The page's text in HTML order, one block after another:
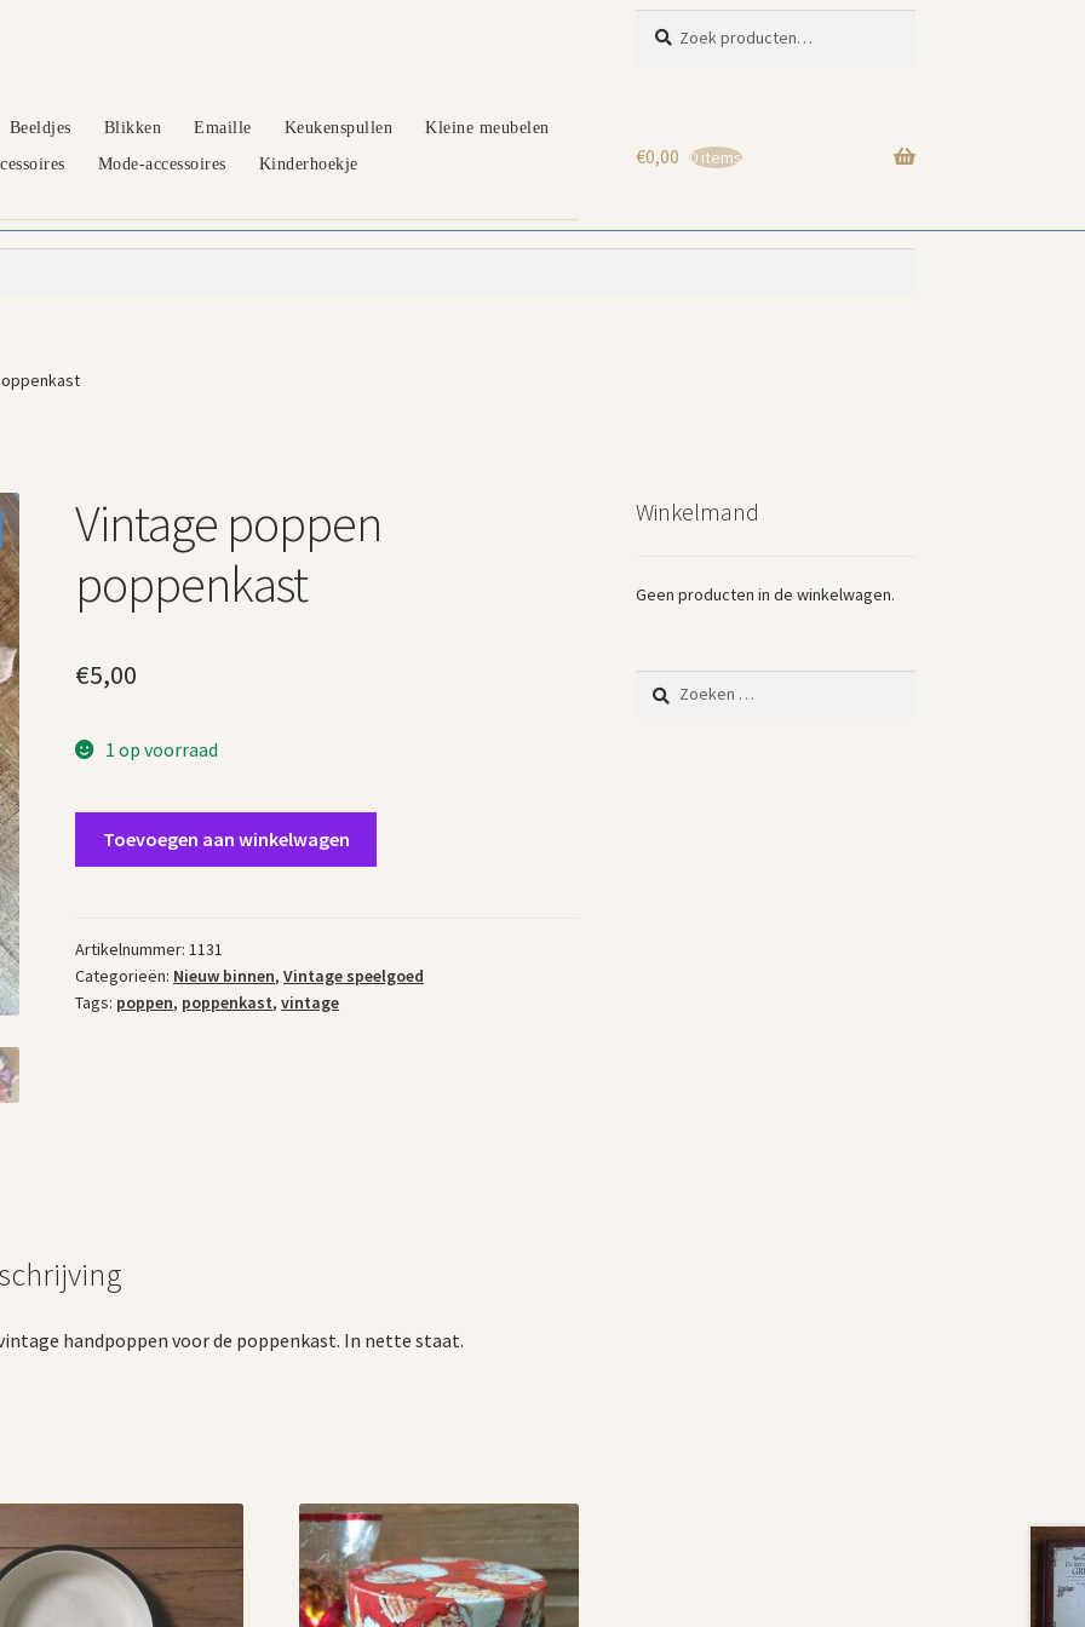
naar:
Beeldjes Blikken Emaille Keukenspullen
Kleine meubelen
Mode-accessoires Kinderhoekje €0,00 0 items
Vintage poppen
poppenkast
€5,00
1 op voorraad
Toevoegen aan winkelwagen
Artikelnummer: 1131
Categorieën: Nieuw binnen,Vintage speelgoed
Tags: poppen, poppenkast,vintage
handpoppen voor de poppenkast. In nette staat.
Winkelmand
Geen producten in de winkelwagen.
Zoeken
naar: